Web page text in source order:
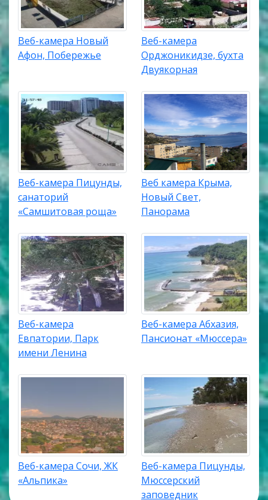
Веб-камера Новый
Афон, Побережье
Веб-камера
Орджоникидзе, бухта
Двуякорная
Веб-камера Пицунды,
санаторий
«Самшитовая роща»
Веб камера Крыма,
Новый Свет,
Панорама
Веб-камера
Евпатории, Парк
имени Ленина
Веб-камера Абхазия,
Пансионат «Мюссера»
Веб-камера Сочи, ЖК
«Альпика»
Веб-камера Пицунды,
Мюссерский
заповедник